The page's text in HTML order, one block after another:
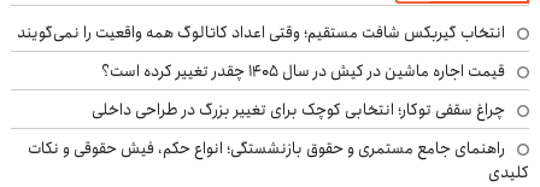
انتخاب گیربکس شافت مستقیم؛ وقتی اعداد کاتالوگ همه واقعیت را نمی‌گویند
قیمت اجاره ماشین در کیش در سال ۱۴۰۵ چقدر تغییر کرده است؟
چراغ سقفی توکار؛ انتخابی کوچک برای تغییر بزرگ در طراحی داخلی
راهنمای جامع مستمری و حقوق بازنشستگی؛ انواع حکم، فیش حقوقی و نکات
کلیدی